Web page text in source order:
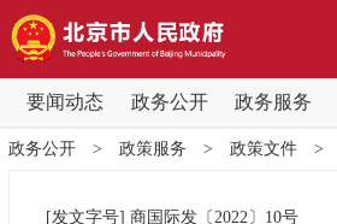
要闻动态 政务公开 政务服务
要闻动态
党中央精神 国务院信息
政务公开> 政策服务 > 政策文件>
[发文字号] 商国际发〔2022〕 10号